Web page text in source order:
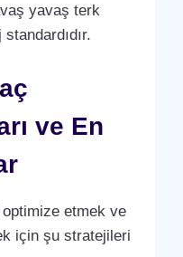
yavaş terk
ve En
etmek ve
için şu stratejileri